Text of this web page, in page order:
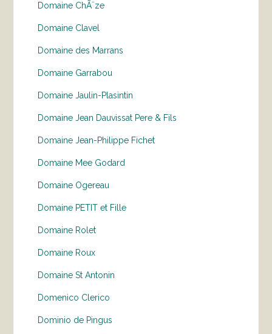
Domaine ChÃ¨ze
Domaine Clavel
Domaine des Marrans
Domaine Garrabou
Domaine Jaulin-Plasintin
Domaine Jean Dauvissat Pere & Fils
Domaine Jean-Philippe Fichet
Domaine Mee Godard
Domaine Ogereau
Domaine PETIT et Fille
Domaine Rolet
Domaine Roux
Domaine St Antonin
Domenico Clerico
Dominio de Pingus